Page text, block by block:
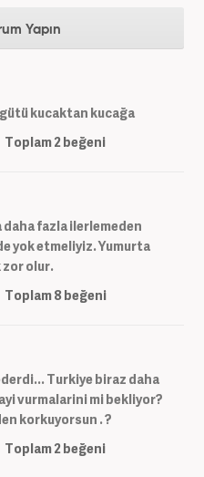
Yapın
kucaktan kucağa
Toplam2 beğeni
fazla ilerlemeden
yok etmeliyiz. Yumurta
zor olur.
Toplam8beğeni
Turkiye biraz daha
vurmalarini mi bekliyor?
korkuyorsun . ?
Toplam2beğeni